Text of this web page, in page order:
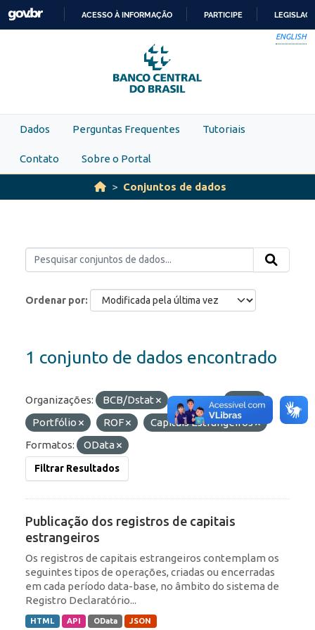
Skip to main content
PARA
O
CONTEÚDO
ACESSO À INFORMAÇÃO PARTICIPE
ENGLISH
Dados Perguntas Frequentes Tutoriais
Contato Sobre o Portal
Conjuntos de dados
Ordenar por
1 conjunto de dados encontrado
Organizações: BCB/Dstat Etiquetas:
RDE
Portfólio
ROF
Capitais Estrangeiros
Formatos:
OData
Filtrar Resultados
Publicação dos registros de capitais
estrangeiros
Os registros de capitais estrangeiros contemplam os
seguintes tipos de operações, criadas ou encerradas
em cada período data-base, no âmbito do sistema de
Registro Declaratório...
HTML API OData JSON